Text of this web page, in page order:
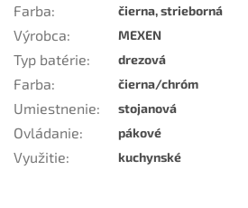
Farba: čierna, strieborná
Výrobca: MEXEN
Typ batérie: drezová
Farba: čierna/chróm
Umiestnenie: stojanová
Ovládanie: pákové
Využitie: kuchynské